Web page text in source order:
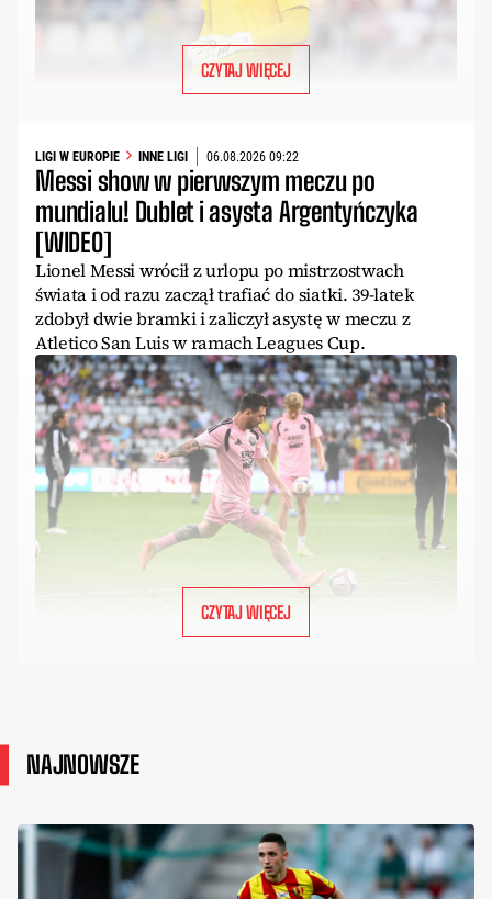
CZYTAJ WIĘCEJ
LIGI W EUROPIE INNE LIGI 06.08.2026 09:22
Messi show w pierwszym meczu po
mundialu! Dublet i asysta Argentyńczyka
[WIDEO]
Lionel Messi wrócił z urlopu po mistrzostwach
świata i od razu zaczął trafiać do siatki. 39-latek
zdobył dwie bramki i zaliczył asystę w meczu z
Atletico San Luis w ramach Leagues Cup.
CZYTAJ WIĘCEJ
NAJNOWSZE